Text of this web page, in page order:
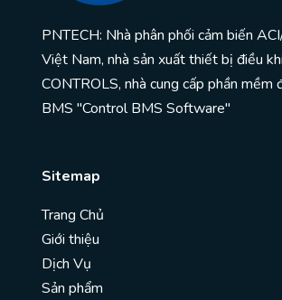
PNTECH: Nhà phân phối cảm biến
Việt Nam, nhà sản xuất thiết bị điều
CONTROLS, nhà cung cấp phần mềm
BMS "Control BMS Software"
Sitemap
Trang Chủ
Giới thiệu
Dịch Vụ
Sản phẩm